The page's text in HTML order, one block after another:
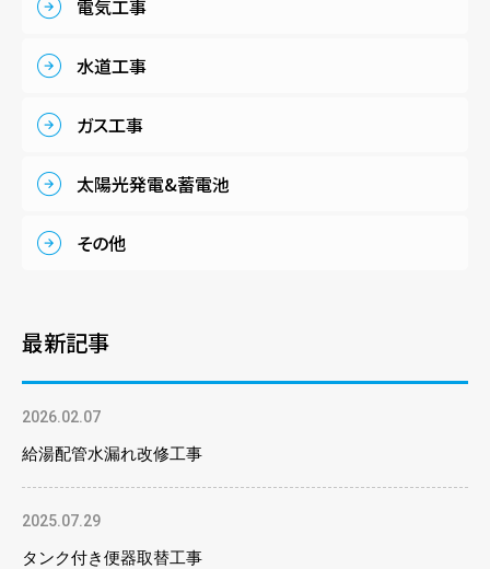
電気工事
水道工事
ガス工事
太陽光発電&蓄電池
その他
最新記事
2026.02.07
給湯配管水漏れ改修工事
2025.07.29
タンク付き便器取替工事